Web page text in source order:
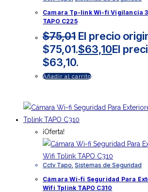
Camara Tp-link Wi-fi Vigilancia
TAPO C225
$75,01 El precio
$75,01.$63,10El
$63,10.
Añadir al carrito
¡Oferta!
Cctv Tapo Sistemas de Seguridad
Cámara Wi-fi Seguridad Para
Wifi Tplink TAPO C310